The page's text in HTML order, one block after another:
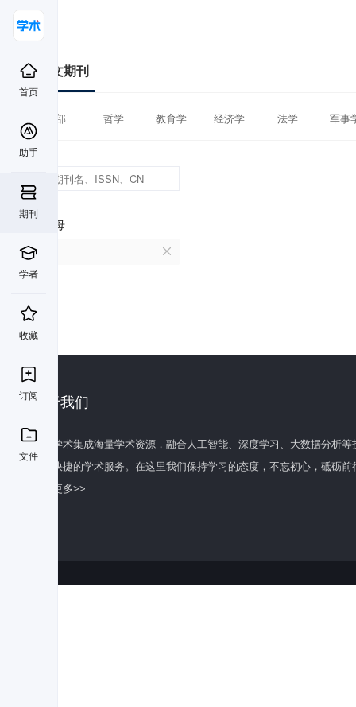
首页
助手
期刊
学者
收藏
订阅
文件
中文期刊
全部 哲学 教育学 经济学 法学 军事
首字母
Q
关于我们
百度学术集成海量学术资源，融合人工智能、深度学习、大数据分析
全面快捷的学术服务。在这里我们保持学习的态度，不忘初心，砥砺前
了解更多>>